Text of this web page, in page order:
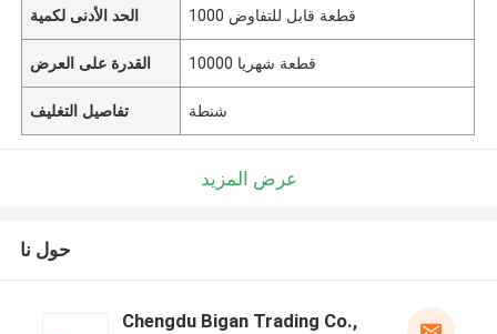
الحد الأدنى لكمية 1000 قطعة قابل للتفاوض
القدرة على العرض 10000 قطعة شهريا
تفاصيل التغليف شنطة
عرض المزيد
حول نا
Chengdu Bigan Trading Co.,